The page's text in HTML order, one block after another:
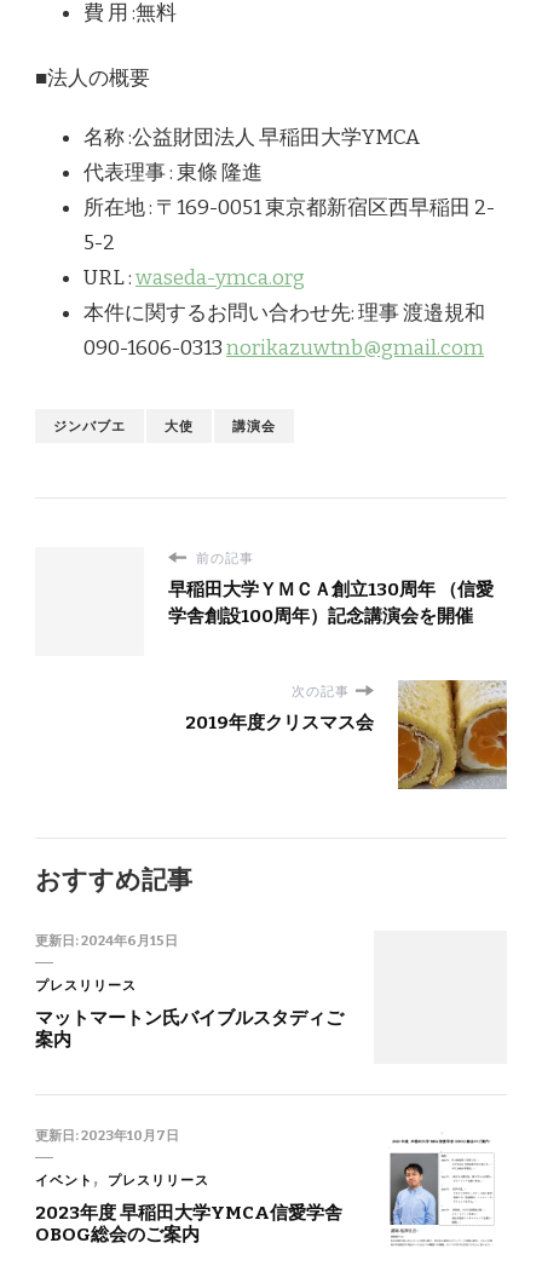
費 用 :無料
■法人の概要
名称 :公益財団法人 早稲田大学YMCA
代表理事 : 東條 隆進
所在地 : 〒169-0051 東京都新宿区西早稲田 2-
5-2
URL :waseda-ymca.org
本件に関するお問い合わせ先: 理事 渡邉規和
090-1606-0313norikazuwtnb@gmail.com
ジンバブエ 大使 講演会
前の記事
早稲田大学ＹＭＣＡ創立130周年 （信愛
学舎創設100周年）記念講演会を開催
次の記事
2019年度クリスマス会
おすすめ記事
更新日:2024年6月15日
プレスリリース
マットマートン氏バイブルスタディご
案内
更新日:2023年10月7日
イベント プレスリリース
2023年度 早稲田大学YMCA信愛学舎
OBOG総会のご案内